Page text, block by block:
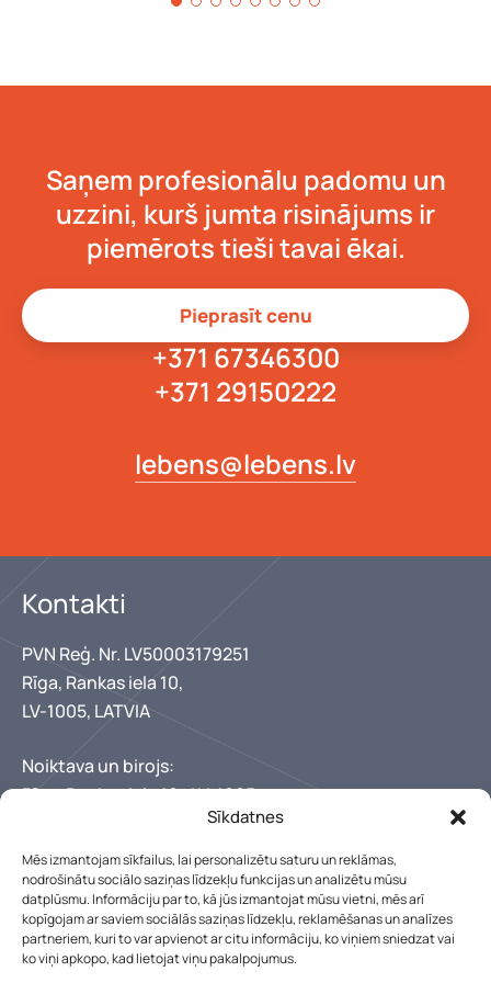
Sīkdatnes
Mēs izmantojam sīkfailus, lai personalizētu saturu un reklāmas,
nodrošinātu sociālo saziņas līdzekļu funkcijas un analizētu mūsu
datplūsmu. Informāciju par to, kā jūs izmantojat mūsu vietni, mēs arī
kopīgojam ar saviem sociālās saziņas līdzekļu, reklamēšanas un analīzes
partneriem, kuri to var apvienot ar citu informāciju, ko viņiem sniedzat vai
ko viņi apkopo, kad lietojat viņu pakalpojumus.
Saņem profesionālu padomu un
uzzini, kurš jumta risinājums ir
piemērots tieši tavai ēkai.
Pieprasīt cenu
+371 67346300
+371 29150222
lebens@lebens.lv
Kontakti
PVN Reģ. Nr. LV50003179251
Rīga, Rankas iela 10,
LV-1005, LATVIA
Noiktava un birojs:
Rīga, Rankas iela 10,, LV-1005
+371 29150222
lebens@lebens.lv
Mūsu darba laiks
Pirmdiena - piektdiena: 8:00 - 17:00